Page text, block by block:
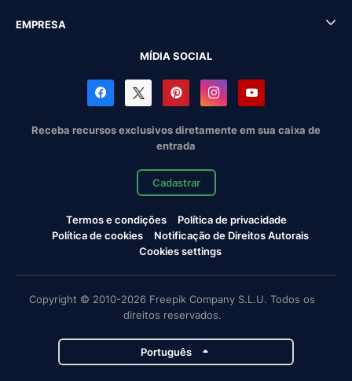
EMPRESA
MÍDIA SOCIAL
Receba recursos exclusivos diretamente em sua caixa de
entrada
Cadastrar
Termos e condições
Política de privacidade
Política de cookies
Notificação de Direitos Autorais
Cookies settings
Copyright © 2010-2026 Freepik Company S.L.U. Todos os
direitos reservados.
Português